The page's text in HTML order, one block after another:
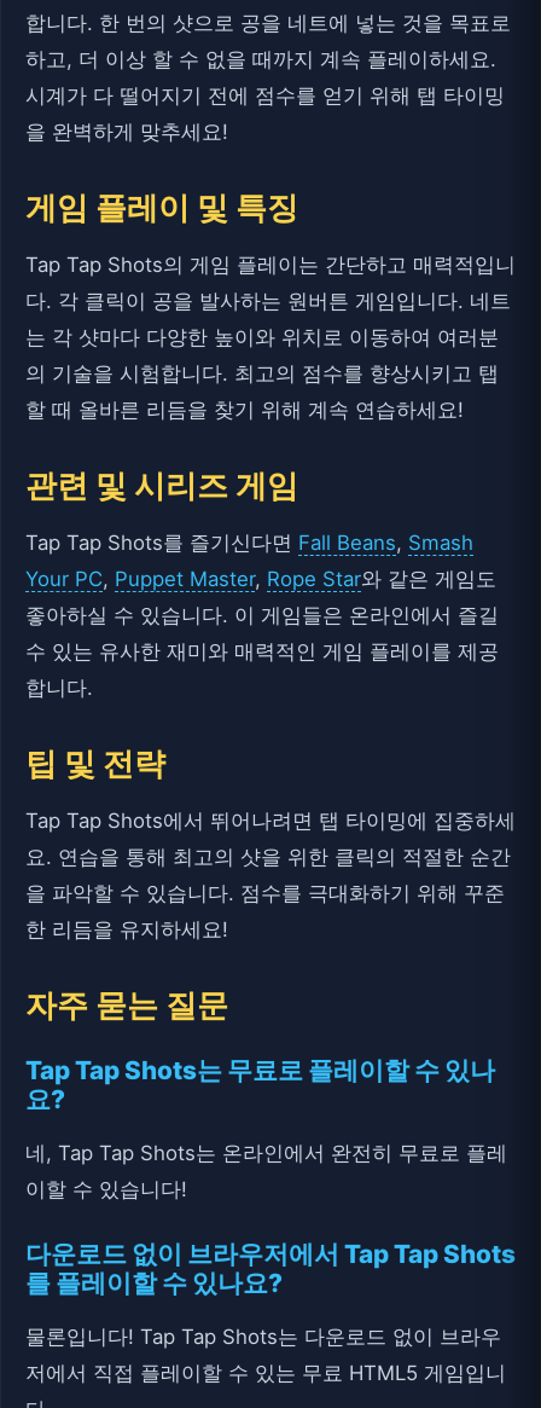
합니다. 한 번의 샷으로 공을 네트에 넣는 것을 목표로
하고, 더 이상 할 수 없을 때까지 계속 플레이하세요.
시계가 다 떨어지기 전에 점수를 얻기 위해 탭 타이밍
을 완벽하게 맞추세요!
게임 플레이 및 특징
Tap Tap Shots의 게임 플레이는 간단하고 매력적입니
다. 각 클릭이 공을 발사하는 원버튼 게임입니다. 네트
는 각 샷마다 다양한 높이와 위치로 이동하여 여러분
의 기술을 시험합니다. 최고의 점수를 향상시키고 탭
할 때 올바른 리듬을 찾기 위해 계속 연습하세요!
관련 및 시리즈 게임
Tap Tap Shots를 즐기신다면 Fall Beans, Smash
Your PC, Puppet Master, Rope Star와 같은 게임도
좋아하실 수 있습니다. 이 게임들은 온라인에서 즐길
수 있는 유사한 재미와 매력적인 게임 플레이를 제공
합니다.
팁 및 전략
Tap Tap Shots에서 뛰어나려면 탭 타이밍에 집중하세
요. 연습을 통해 최고의 샷을 위한 클릭의 적절한 순간
을 파악할 수 있습니다. 점수를 극대화하기 위해 꾸준
한 리듬을 유지하세요!
자주 묻는 질문
Tap Tap Shots는 무료로 플레이할 수 있나
요?
네, Tap Tap Shots는 온라인에서 완전히 무료로 플레
이할 수 있습니다!
다운로드 없이 브라우저에서 Tap Tap Shots
를 플레이할 수 있나요?
물론입니다! Tap Tap Shots는 다운로드 없이 브라우
저에서 직접 플레이할 수 있는 무료 HTML5 게임입니